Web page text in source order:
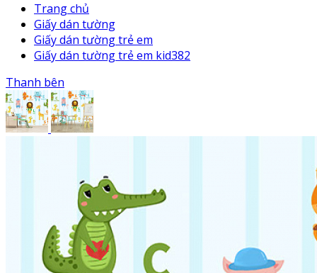
Trang chủ
Giấy dán tường
Giấy dán tường trẻ em
Giấy dán tường trẻ em kid382
Thanh bên